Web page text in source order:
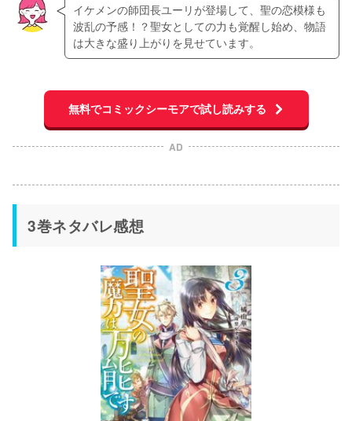
イケメンの師団長ユーリが登場して、聖の恋模様も
波乱の予感！？聖女としての力も覚醒し始め、物語
は大きな盛り上がりを見せています。
無料でコミックシーモアで試し読みする
AD
3巻ネタバレ感想